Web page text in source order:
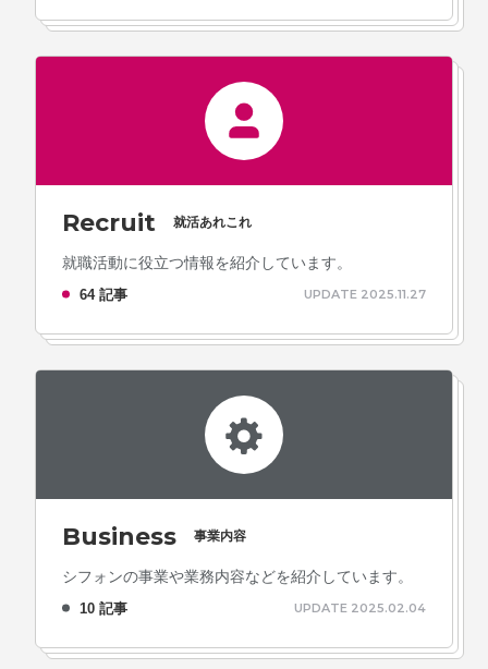
Recruit 就活あれこれ
就職活動に役立つ情報を紹介しています。
64 記事 UPDATE 2025.11.27
Business 事業内容
シフォンの事業や業務内容などを紹介しています。
10 記事 UPDATE 2025.02.04